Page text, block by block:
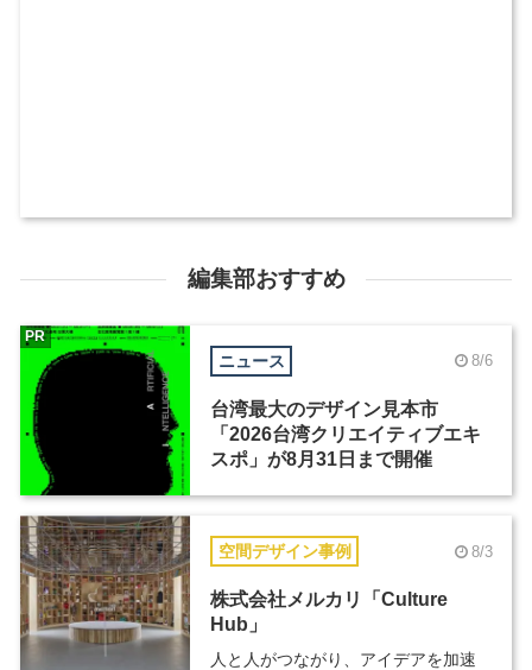
編集部おすすめ
ニュース 8/6
台湾最大のデザイン見本市
「2026台湾クリエイティブエキ
スポ」が8月31日まで開催
PR
空間デザイン事例 8/3
株式会社メルカリ「Culture
Hub」
人と人がつながり、アイデアを加速